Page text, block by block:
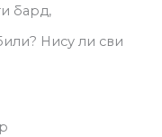
бард,
Нису ли сви